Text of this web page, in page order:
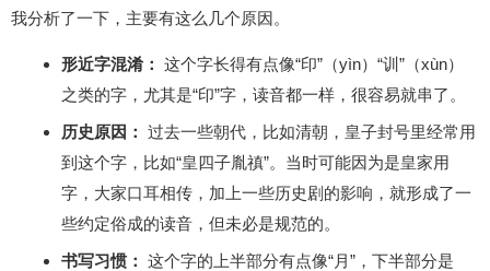
我分析了一下，主要有这么几个原因。
形近字混淆： 这个字长得有点像“印”（yìn）“训”（xùn）
之类的字，尤其是“印”字，读音都一样，很容易就串了。
历史原因： 过去一些朝代，比如清朝，皇子封号里经常用
到这个字，比如“皇四子胤禛”。当时可能因为是皇家用
字，大家口耳相传，加上一些历史剧的影响，就形成了一
些约定俗成的读音，但未必是规范的。
书写习惯： 这个字的上半部分有点像“月”，下半部分是